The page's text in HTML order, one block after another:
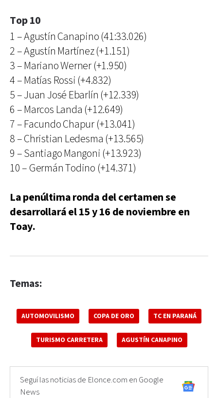
Top 10
1 – Agustín Canapino (41:33.026)
2 – Agustín Martínez (+1.151)
3 – Mariano Werner (+1.950)
4 – Matías Rossi (+4.832)
5 – Juan José Ebarlín (+12.339)
6 – Marcos Landa (+12.649)
7 – Facundo Chapur (+13.041)
8 – Christian Ledesma (+13.565)
9 – Santiago Mangoni (+13.923)
10 – Germán Todino (+14.371)
La penúltima ronda del certamen se
desarrollará el 15 y 16 de noviembre en
Toay.
Temas:
AUTOMOVILISMO COPA DE ORO TC EN PARANÁ
TURISMO CARRETERA AGUSTÍN CANAPINO
Seguí las noticias de Elonce.com en Google
News